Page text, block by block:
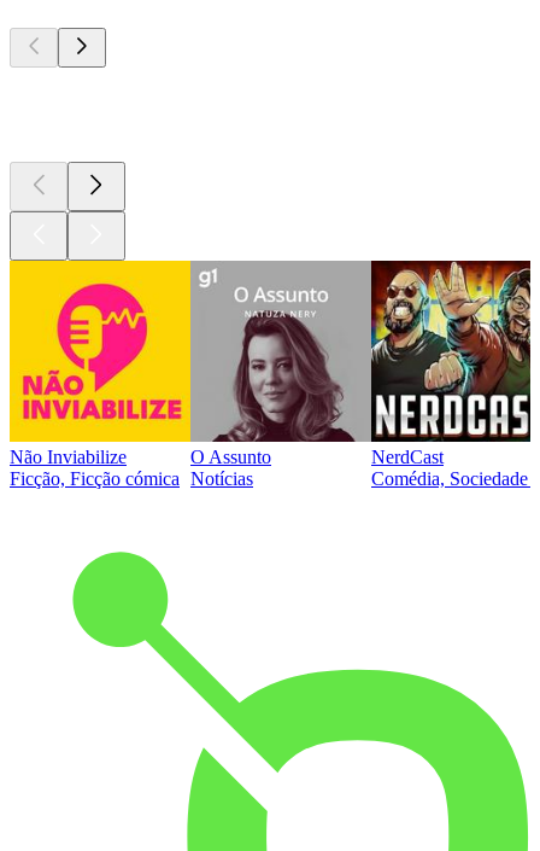
Não Inviabilize
Ficção, Ficção cómica
O Assunto
Notícias
NerdCast
Comédia, Sociedade